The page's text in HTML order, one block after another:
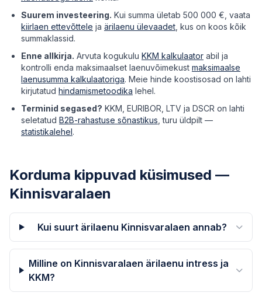
Suurem investeering. Kui summa ületab 500 000 €, vaata
kiirlaen ettevõttele ja ärilaenu ülevaadet , kus on koos kõik
summaklassid.
Enne allkirja. Arvuta kogukulu KKM kalkulaator abil ja
kontrolli enda maksimaalset laenuvõimekust maksimaalse
laenusumma kalkulaatoriga. Meie hinde koostisosad on lahti
kirjutatud hindamismetoodika lehel.
Terminid segased? KKM, EURIBOR, LTV ja DSCR on lahti
seletatud B2B-rahastuse sõnastikus , turu üldpilt —
statistikalehel.
Korduma kippuvad küsimused —
Kinnisvaralaen
Kui suurt ärilaenu Kinnisvaralaen annab?
Milline on Kinnisvaralaen ärilaenu intress ja
KKM?